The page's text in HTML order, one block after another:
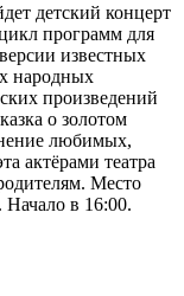
детский концерт
программ для
известных
народных
произведений
о золотом
любимых,
актёрами театра
Место
в 16:00.